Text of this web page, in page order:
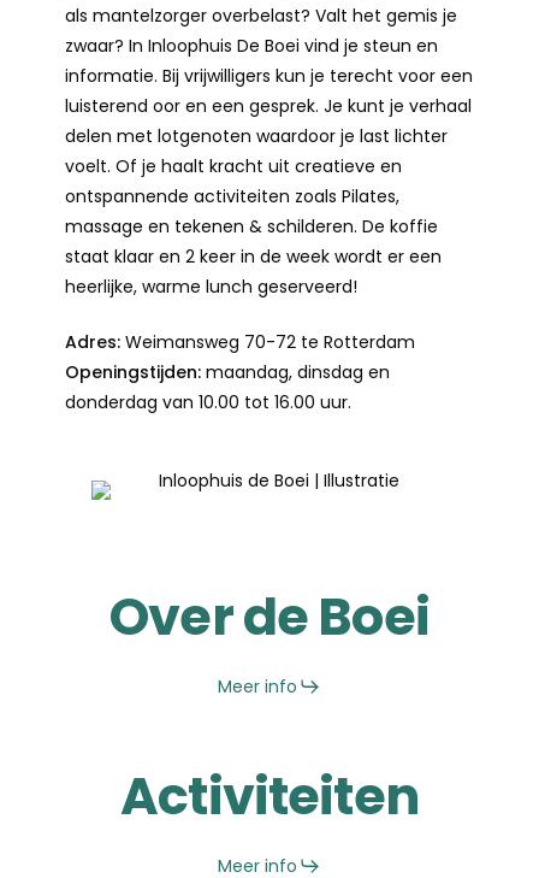
als mantelzorger overbelast? Valt het gemis je
zwaar? In Inloophuis De Boei vind je steun en
informatie. Bij vrijwilligers kun je terecht voor een
luisterend oor en een gesprek. Je kunt je verhaal
delen met lotgenoten waardoor je last lichter
voelt. Of je haalt kracht uit creatieve en
ontspannende activiteiten zoals Pilates,
massage en tekenen & schilderen. De koffie
staat klaar en 2 keer in de week wordt er een
heerlijke, warme lunch geserveerd!
Adres:Weimansweg 70-72 te Rotterdam
Openingstijden:maandag, dinsdag en
donderdag van 10.00 tot 16.00 uur.
Over de Boei
Meer info
Activiteiten
Meer info